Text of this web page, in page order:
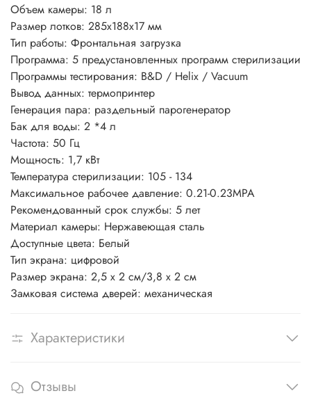
Объем камеры: 18 л
Размер лотков: 285х188х17 мм
Тип работы: Фронтальная загрузка
Программа: 5 предустановленных программ стерилизации
Программы тестирования: B&D / Helix / Vacuum
Вывод данных: термопринтер
Генерация пара: раздельный парогенератор
Бак для воды: 2 *4 л
Частота: 50 Гц
Мощность: 1,7 кВт
Температура стерилизации: 105 - 134
Максимальное рабочее давление: 0.21-0.23MPA
Рекомендованный срок службы: 5 лет
Материал камеры: Нержавеющая сталь
Доступные цвета: Белый
Тип экрана: цифровой
Размер экрана: 2,5 х 2 см/3,8 х 2 см
Замковая система дверей: механическая
Характеристики
Отзывы